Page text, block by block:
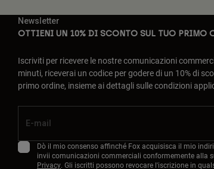
Newsletter
OTTIENI UN 10% DI SCONTO SUL TUO PRIMO
Iscriviti per ricevere le nostre comunicazioni
minuti, riceverai un codice per godere di un 10% di
primo ordine, insieme ai dettagli sulle condizioni
Dò il mio consenso affinché Fox acquisisca il mio
invii comunicazioni commerciali conformemente alla
Privacy. Gli iscritti possono revocare l'iscrizione in